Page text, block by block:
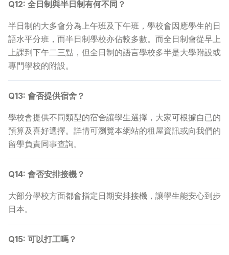
Q12: 全日制與半日制有何不同？
半日制的大多會分為上午班及下午班，學校會因應學生的日
語水平分班，而半日制學校亦佔較多數。而全日制會從早上
上課到下午二三點，但全日制的語言學校多半是大學附設或
專門學校的附設。
Q13: 會否提供宿舍？
學校會提供不同類型的宿舍讓學生選擇，大家可根據自已的
預算及喜好選擇。詳情可瀏覽本網站的租屋資訊或向我們的
留學負責同事查詢。
Q14: 會否安排接機？
大部分學校方面都會指定日期安排接機，讓學生能安心到步
日本。
Q15: 可以打工嗎？